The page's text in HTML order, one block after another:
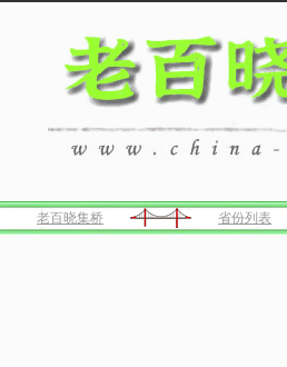
老百晓集桥 省份列表